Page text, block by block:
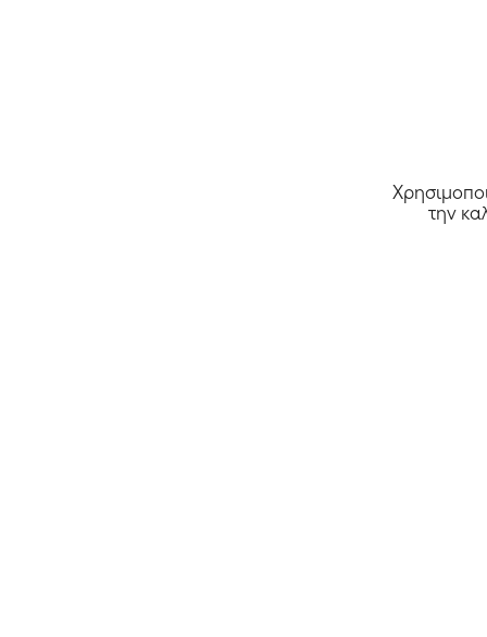
την